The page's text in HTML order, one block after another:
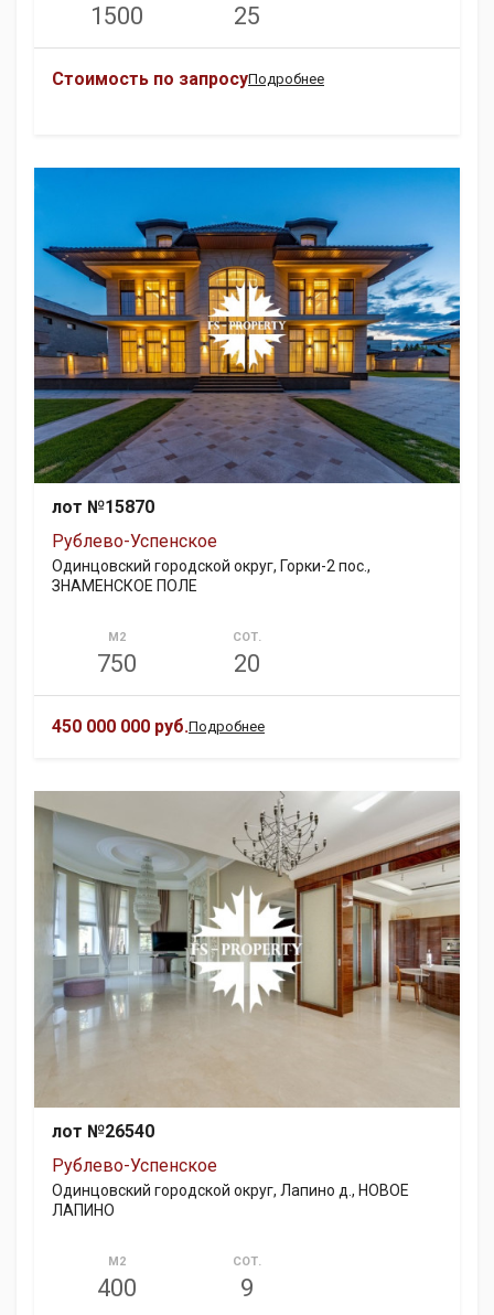
1500 25
Стоимость по запросуПодробнее
лот №15870
Рублево-Успенское
Одинцовский городской округ, Горки-2 пос.,
ЗНАМЕНСКОЕ ПОЛЕ
М2
750
СОТ.
20
450 000 000 руб.Подробнее
лот №26540
Рублево-Успенское
Одинцовский городской округ, Лапино д., НОВОЕ
ЛАПИНО
М2
400
СОТ.
9